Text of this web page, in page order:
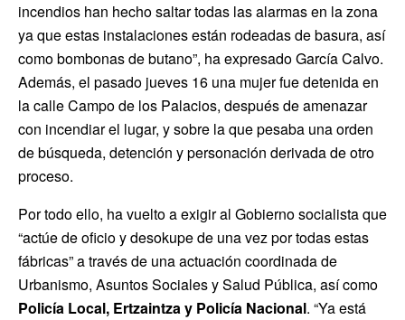
incendios han hecho saltar todas las alarmas en la zona
ya que estas instalaciones están rodeadas de basura, así
como bombonas de butano”, ha expresado García Calvo.
Además, el pasado jueves 16 una mujer fue detenida en
la calle Campo de los Palacios, después de amenazar
con incendiar el lugar, y sobre la que pesaba una orden
de búsqueda, detención y personación derivada de otro
proceso.
Por todo ello, ha vuelto a exigir al Gobierno socialista que
“actúe de oficio y desokupe de una vez por todas estas
fábricas” a través de una actuación coordinada de
Urbanismo, Asuntos Sociales y Salud Pública, así como
Policía Local, Ertzaintza y Policía Nacional. “Ya está